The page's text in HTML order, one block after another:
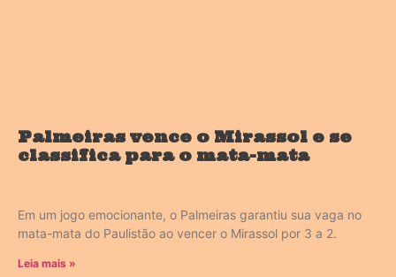
Palmeiras vence o Mirassol e se
classifica para o mata-mata
Em um jogo emocionante, o Palmeiras garantiu sua vaga no
mata-mata do Paulistão ao vencer o Mirassol por 3 a 2.
Leia mais »